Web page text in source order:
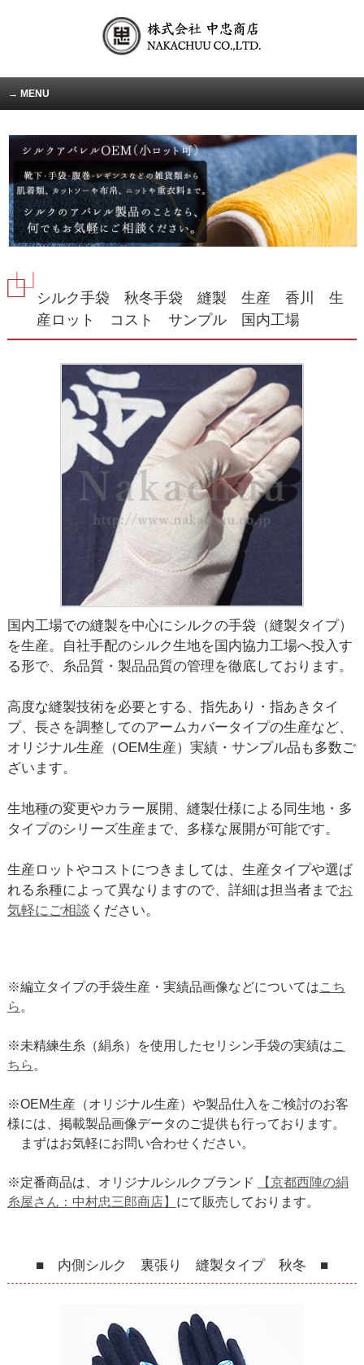
MENU
シルク手袋 秋冬手袋 縫製 生産 香川 生
産ロット コスト サンプル 国内工場
国内工場での縫製を中心にシルクの手袋（縫製タイプ）
を生産。自社手配のシルク生地を国内協力工場へ投入す
る形で、糸品質・製品品質の管理を徹底しております。
高度な縫製技術を必要とする、指先あり・指あきタイ
プ、長さを調整してのアームカバータイプの生産など、
オリジナル生産（OEM生産）実績・サンプル品も多数ご
ざいます。
生地種の変更やカラー展開、縫製仕様による同生地・多
タイプのシリーズ生産まで、多様な展開が可能です。
生産ロットやコストにつきましては、生産タイプや選ば
れる糸種によって異なりますので、詳細は担当者までお
気軽にご相談 ください。
※編立タイプの手袋生産・実績品画像などについてはこち
ら 。
※未精練生糸（絹糸）を使用したセリシン手袋の実績はこ
ちら 。
※OEM生産（オリジナル生産）や製品仕入をご検討のお客
様には、掲載製品画像データのご提供も行っております。
まずはお気軽にお問い合わせください。
※定番商品は、オリジナルシルクブランド
【京都西陣の絹
糸屋さん：中村忠三郎商店】 にて販売しております。
■ 内側シルク 裏張り 縫製タイプ 秋冬 ■